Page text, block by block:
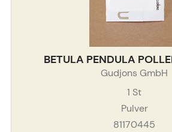
BETULA PENDULA
Gudjons GmbH
1 St
Pulver
81170445